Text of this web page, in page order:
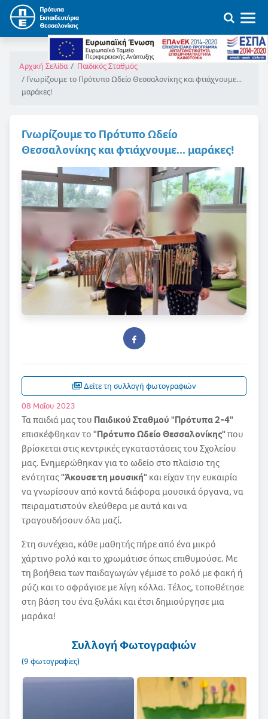
Αρχική Σελίδα
Παιδικός Σταθμός
Γνωρίζουμε το Πρότυπο Ωδείο Θεσσαλονίκης και φτιάχνουμε...
μαράκες!
Γνωρίζουμε το Πρότυπο Ωδείο
Θεσσαλονίκης και φτιάχνουμε... μαράκες!
Δείτε τη συλλογή φωτογραφιών
08 Μαΐου 2023
Τα παιδιά μας του Παιδικού Σταθμού "Πρότυπα 2-4"
επισκέφθηκαν το"Πρότυπο Ωδείο Θεσσαλονίκης"που
βρίσκεται στις κεντρικές εγκαταστάσεις του Σχολείου
μας. Ενημερώθηκαν για το ωδείο στο πλαίσιο της
ενότητας"Άκουσε τη μουσική" και είχαν την ευκαιρία
να γνωρίσουν από κοντά διάφορα μουσικά όργανα, να
πειραματιστούν ελεύθερα με αυτά και να
τραγουδήσουν όλα μαζί.
Στη συνέχεια, κάθε μαθητής πήρε από ένα μικρό
χάρτινο ρολό και το χρωμάτισε όπως επιθυμούσε. Με
τη βοήθεια των παιδαγωγών γέμισε το ρολό με φακή ή
ρύζι και το σφράγισε με λίγη κόλλα. Τέλος, τοποθέτησε
στη βάση του ένα ξυλάκι και έτσι δημιούργησε μια
μαράκα!
Συλλογή Φωτογραφιών
(9 φωτογραφίες)